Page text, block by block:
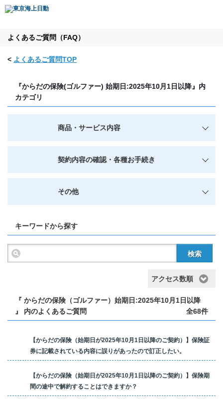
よくあるご質問（FAQ）
< よくあるご質問TOP
『からだの保険(ゴルファー) 始期日:2025年10月1日以降』内
カテゴリ
商品・サービス内容
契約内容の確認・各種お手続き
その他
キーワードから探す
検索
アクセス数順
『 からだの保険（ゴルファー）始期日:2025年10月1日以降
』 内のよくあるご質問
全68件
【からだの保険（始期日が2025年10月1日以降のご契約）】保険証
券に記載されている内容に誤りがあったので訂正したい。
【からだの保険（始期日が2025年10月1日以降のご契約）】保険期
間の途中で解約することはできますか？